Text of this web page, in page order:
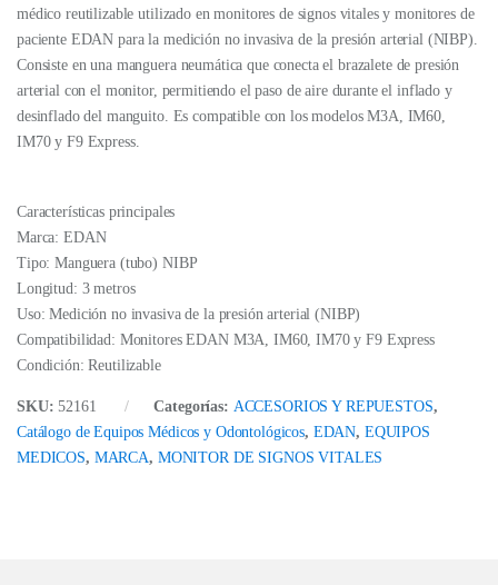
médico reutilizable utilizado en monitores de signos vitales y monitores de
paciente EDAN para la medición no invasiva de la presión arterial (NIBP).
Consiste en una manguera neumática que conecta el brazalete de presión
arterial con el monitor, permitiendo el paso de aire durante el inflado y
desinflado del manguito. Es compatible con los modelos M3A, IM60,
IM70 y F9 Express.
Características principales
Marca: EDAN
Tipo: Manguera (tubo) NIBP
Longitud: 3 metros
Uso: Medición no invasiva de la presión arterial (NIBP)
Compatibilidad: Monitores EDAN M3A, IM60, IM70 y F9 Express
Condición: Reutilizable
SKU:52161 Categorías: ACCESORIOS Y REPUESTOS,
Catálogo de Equipos Médicos y Odontológicos, EDAN, EQUIPOS
MEDICOS, MARCA, MONITOR DE SIGNOS VITALES